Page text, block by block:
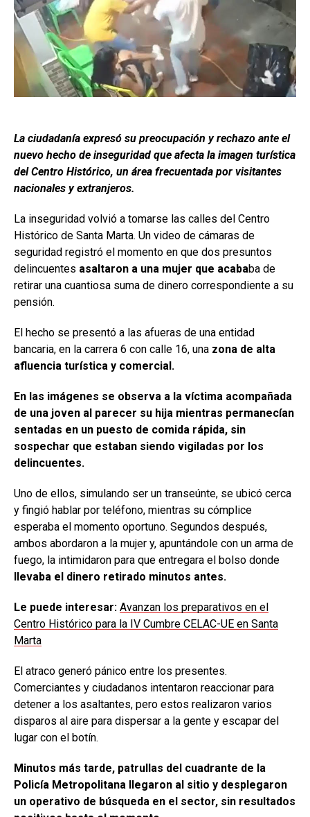
La ciudadanía expresó su preocupación y rechazo ante el
nuevo hecho de inseguridad que afecta la imagen turística
del Centro Histórico, un área frecuentada por visitantes
nacionales y extranjeros.
La inseguridad volvió a tomarse las calles del Centro
Histórico de Santa Marta. Un video de cámaras de
seguridad registró el momento en que dos presuntos
delincuentes asaltaron a una mujer que acababa de
retirar una cuantiosa suma de dinero correspondiente a su
pensión.
El hecho se presentó a las afueras de una entidad
bancaria, en la carrera 6 con calle 16, una zona de alta
afluencia turística y comercial.
En las imágenes se observa a la víctima acompañada
de una joven al parecer su hija mientras permanecían
sentadas en un puesto de comida rápida, sin
sospechar que estaban siendo vigiladas por los
delincuentes.
Uno de ellos, simulando ser un transeúnte, se ubicó cerca
y fingió hablar por teléfono, mientras su cómplice
esperaba el momento oportuno. Segundos después,
ambos abordaron a la mujer y, apuntándole con un arma de
fuego, la intimidaron para que entregara el bolso donde
llevaba el dinero retirado minutos antes.
Le puede interesar: Avanzan los preparativos en el
Centro Histórico para la IV Cumbre CELAC-UE en Santa
Marta
El atraco generó pánico entre los presentes.
Comerciantes y ciudadanos intentaron reaccionar para
detener a los asaltantes, pero estos realizaron varios
disparos al aire para dispersar a la gente y escapar del
lugar con el botín.
Minutos más tarde, patrullas del cuadrante de la
Policía Metropolitana llegaron al sitio y desplegaron
un operativo de búsqueda en el sector, sin resultados